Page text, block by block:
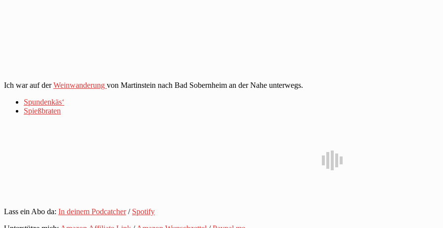
Ich war auf derWeinwanderung von Martinstein nach Bad Sobernheim an der Nahe unterwegs.
Spundenkäs‘
Spießbraten
Lass ein Abo da: In deinem Podcatcher/ Spotify